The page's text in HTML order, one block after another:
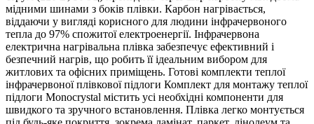
мідними шинами з боків плівки. Карбон нагрівається,
віддаючи у вигляді корисного для людини інфрачервоного
тепла до 97% спожитої електроенергії. Інфрачервона
електрична нагрівальна плівка забезпечує ефективний і
безпечний нагрів, що робить її ідеальним вибором для
житлових та офісних приміщень. Готові комплекти теплої
інфрачервоної плівкової підлоги Комплект для монтажу теплої
підлоги Monocrystal містить усі необхідні компоненти для
швидкого та зручного встановлення. Плівка легко монтується